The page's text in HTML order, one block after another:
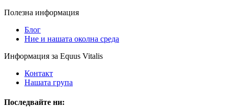
Полезна информация
Блог
Ние и нашата околна среда
Информация за Equus Vitalis
Контакт
Нашата група
Последвайте ни: